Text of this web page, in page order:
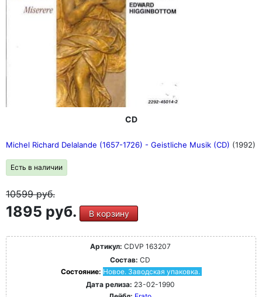
CD
Michel Richard Delalande (1657-1726) - Geistliche Musik (CD) (1992)
Есть в наличии
10599руб.
1895 руб. В корзину
Артикул: CDVP 163207
Состав: CD
Состояние: Новое. Заводская упаковка.
Дата релиза: 23-02-1990